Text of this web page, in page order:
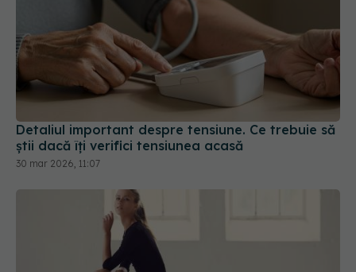
Detaliul important despre tensiune. Ce trebuie să
știi dacă îți verifici tensiunea acasă
30 mar 2026, 11:07